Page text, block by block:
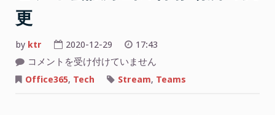
URL
更”
更
by ktr 2020-12-29
17:43
Microsoft
で
コメントを受け付けていません
Office365, Tech Stream, Teams